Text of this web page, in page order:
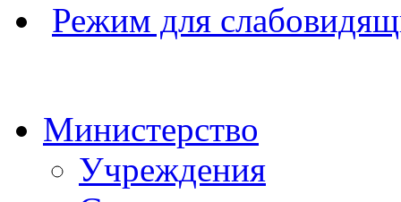
Режим для
Министерство
Учреждения